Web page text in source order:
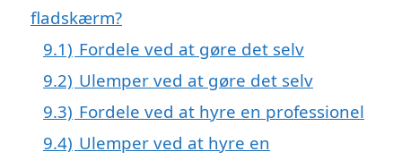
fladskærm?
9.1) Fordele ved at gøre det selv
9.2) Ulemper ved at gøre det selv
9.3) Fordele ved at hyre en professionel
9.4) Ulemper ved at hyre en